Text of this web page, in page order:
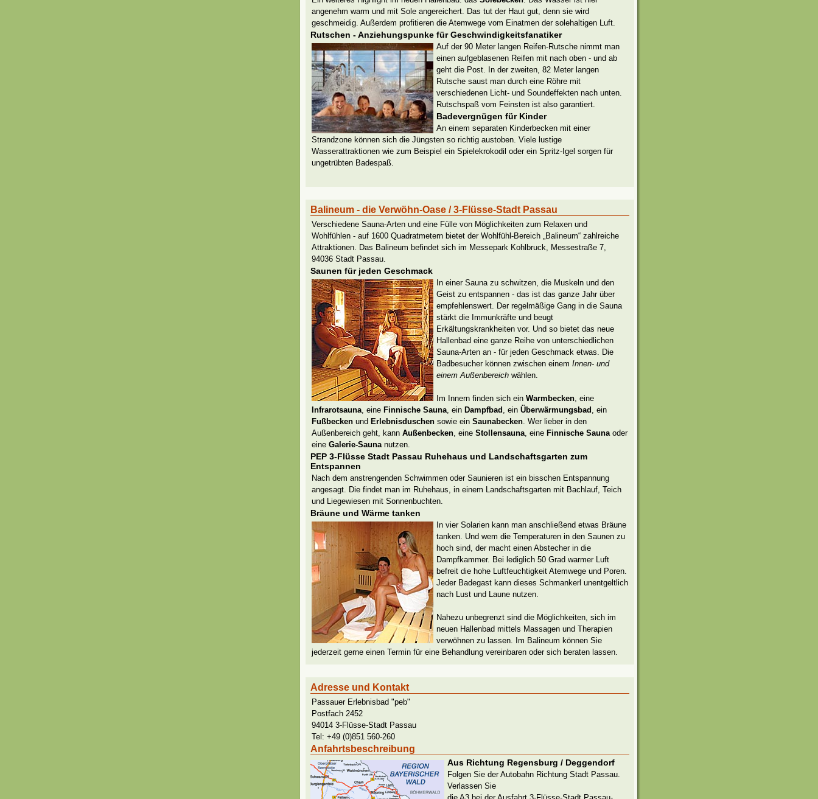
angenehm warm und mit Sole angereichert. Das tut der Haut gut, denn sie wird
geschmeidig. Außerdem profitieren die Atemwege vom Einatmen der solehaltigen Luft.
Rutschen - Anziehungspunke für Geschwindigkeitsfanatiker
Auf der 90 Meter langen Reifen-Rutsche nimmt man
einen aufgeblasenen Reifen mit nach oben - und ab
geht die Post. In der zweiten, 82 Meter langen
Rutsche saust man durch eine Röhre mit
verschiedenen Licht- und Soundeffekten nach unten.
Rutschspaß vom Feinsten ist also garantiert.
Badevergnügen für Kinder
An einem separaten Kinderbecken mit einer
Strandzone können sich die Jüngsten so richtig austoben. Viele lustige
Wasserattraktionen wie zum Beispiel ein Spielekrokodil oder ein Spritz-Igel sorgen für
ungetrübten Badespaß.
Balineum - die Verwöhn-Oase / 3-Flüsse-Stadt Passau
Verschiedene Sauna-Arten und eine Fülle von Möglichkeiten zum Relaxen und
Wohlfühlen - auf 1600 Quadratmetern bietet der Wohlfühl-Bereich „Balineum“ zahlreiche
Attraktionen. Das Balineum befindet sich im Messepark Kohlbruck, Messestraße 7,
94036 Stadt Passau.
Saunen für jeden Geschmack
In einer Sauna zu schwitzen, die Muskeln und den
Geist zu entspannen - das ist das ganze Jahr über
empfehlenswert. Der regelmäßige Gang in die Sauna
stärkt die Immunkräfte und beugt
Erkältungskrankheiten vor. Und so bietet das neue
Hallenbad eine ganze Reihe von unterschiedlichen
Sauna-Arten an - für jeden Geschmack etwas. Die
Badbesucher können zwischen einem Innen- und
einem Außenbereich wählen.
Im Innern finden sich ein Warmbecken, eine
Infrarotsauna, eine Finnische Sauna, ein Dampfbad , ein Überwärmungsbad , ein
Fußbecken und Erlebnisduschen sowie ein Saunabecken. Wer lieber in den
Außenbereich geht, kann Außenbecken, eine Stollensauna, eine Finnische Saunaoder
eine Galerie-Saunanutzen.
PEP 3-Flüsse Stadt Passau Ruhehaus und Landschaftsgarten zum
Entspannen
Nach dem anstrengenden Schwimmen oder Saunieren ist ein bisschen Entspannung
angesagt. Die findet man im Ruhehaus, in einem Landschaftsgarten mit Bachlauf, Teich
und Liegewiesen mit Sonnenbuchten.
Bräune und Wärme tanken
In vier Solarien kann man anschließend etwas Bräune
tanken. Und wem die Temperaturen in den Saunen zu
hoch sind, der macht einen Abstecher in die
Dampfkammer. Bei lediglich 50 Grad warmer Luft
befreit die hohe Luftfeuchtigkeit Atemwege und Poren.
Jeder Badegast kann dieses Schmankerl unentgeltlich
nach Lust und Laune nutzen.
Nahezu unbegrenzt sind die Möglichkeiten, sich im
neuen Hallenbad mittels Massagen und Therapien
verwöhnen zu lassen. Im Balineum können Sie
jederzeit gerne einen Termin für eine Behandlung vereinbaren oder sich beraten lassen.
Adresse und Kontakt
Passauer Erlebnisbad "peb"
Postfach 2452
94014 3-Flüsse-Stadt Passau
Tel: +49 (0)851 560-260
Anfahrtsbeschreibung
Aus Richtung Regensburg / Deggendorf
Folgen Sie der Autobahn Richtung Stadt Passau.
Verlassen Sie